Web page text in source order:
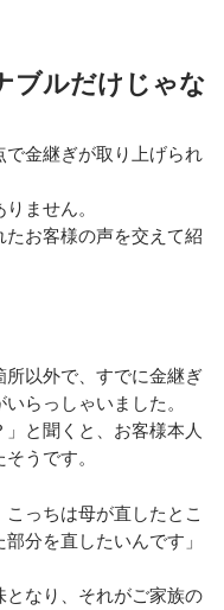
ブルだけじゃな
で金継ぎが取り上げられ
ません。
お客様の声を交えて紹
以外で、すでに金継ぎ
らっしゃいました。
」と聞くと、お客様本人
うです。
こっちは母が直したとこ
分を直したいんです」
なり、それがご家族の